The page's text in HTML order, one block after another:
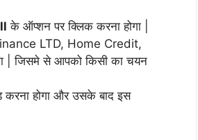
के ऑप्शन पर क्लिक करना होगा |
LTD, Home Credit,
जिसमे से आपको किसी का चयन
करना होगा और उसके बाद इस